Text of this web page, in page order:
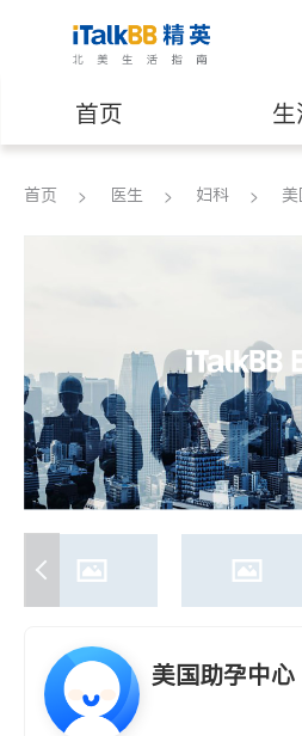
首页
医生
养老 非盈
首页 医生 妇科
美国助孕中心